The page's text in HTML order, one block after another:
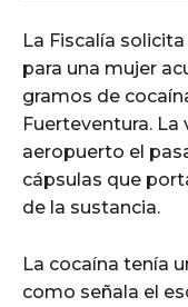
La Fiscalía
para una mujer
gramos de
Fuerteventura. La
aeropuerto el
cápsulas que
de la sustancia.
La cocaína tenía
como señala el